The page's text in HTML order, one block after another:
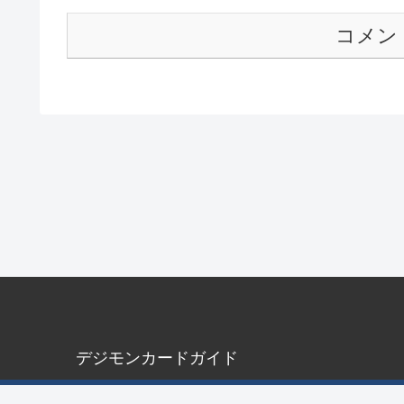
コメン
デジモンカードガイド